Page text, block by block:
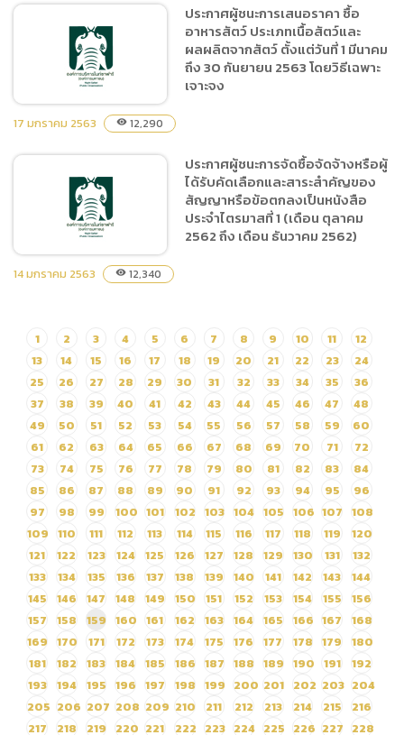
ประกาศผู้ชนะการเสนอราคา
ซื้อวัสดุอุปกรณ์ใช้ในงานเลี้ยง
สัตว์ จำนวน 17 รายการ โดย
วิธีเฉพาะเจาะจง
ซื้ออาหารสัตว์ ประเภทเนื้อ
สัตว์และผลผลิตจากสัตว์
ตั้งแต่วันที่ 1 มีนาคม ถึง 30
กันยายน 2563 โดยวิธีเฉพาะ
เจาะจง
ประกาศผู้ชนะการเสนอราคา ซื้อ
อาหารสัตว์ ประเภทเนื้อสัตว์และ
ผลผลิตจากสัตว์ ตั้งแต่วันที่ 1 มีนาคม
ถึง 30 กันยายน 2563 โดยวิธีเฉพาะ
เจาะจง
17 มกราคม 2563 visibility 12,290
จ้างหรือผู้ได้รับคัดเลือกและ
สาระสำคัญของสัญญาหรือ
ข้อตกลงเป็นหนังสือ ประจำ
ไตรมาสที่ 1 (เดือน ตุลาคม
2562 ถึง เดือน ธันวาคม
2562)
ประกาศผู้ชนะการจัดซื้อจัดจ้างหรือผู้
ได้รับคัดเลือกและสาระสำคัญของ
สัญญาหรือข้อตกลงเป็นหนังสือ
ประจำไตรมาสที่ 1 (เดือน ตุลาคม
2562 ถึง เดือน ธันวาคม 2562)
14 มกราคม 2563 visibility 12,340
1 2 3 4 5 6 7 8 9 10 11
12
13
14 15 16 17 18 19 20 21 22 23
24
25
26 27 28 29 30 31 32 33 34 35
36
37
38 39 40 41 42 43 44 45 46 47
48
49
50 51 52 53 54 55 56 57 58 59
60
61
62 63 64 65 66 67 68 69 70 71
72
73
74 75 76 77 78 79 80 81 82 83
84
85
86 87 88 89 90 91 92 93 94 95
96
97
98 99 100 101 102 103 104 105 106 107 108
109 110 111 112 113 114 115 116 117 118 119
120
121
122 123 124 125 126 127 128 129 130 131
132
133
134 135 136 137 138 139 140 141 142 143
144
145
146 147 148 149 150 151 152 153 154 155
156
157
158 159 160 161 162 163 164 165 166 167
168
169 170 171 172 173 174 175 176 177 178 179
180
181
182 183 184 185 186 187 188 189 190 191
192
193 194 195 196 197 198 199 200 201 202 203 204
205 206 207 208 209 210 211 212 213 214 215
216
217
218 219 220 221 222 223 224 225 226 227 228